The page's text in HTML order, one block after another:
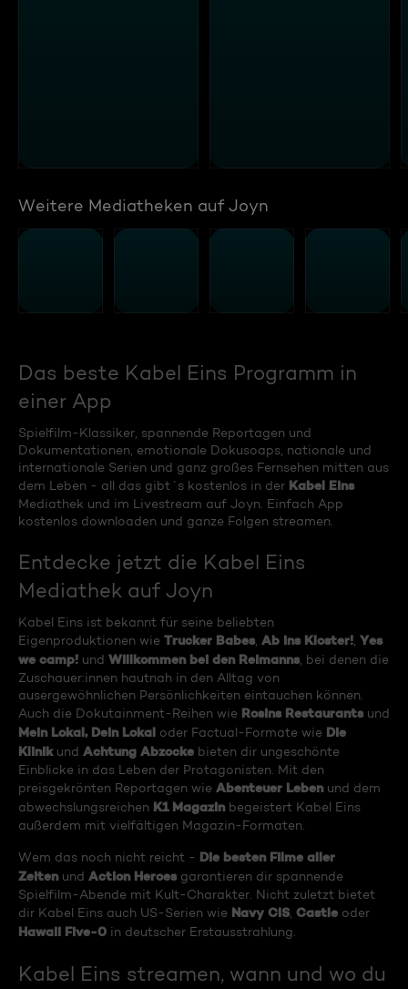
Weitere Mediatheken auf Joyn
Das beste Kabel Eins Programm in
einer App
Spielfilm-Klassiker, spannende Reportagen und
Dokumentationen, emotionale Dokusoaps, nationale und
internationale Serien und ganz großes Fernsehen mitten aus
dem Leben - all das gibt´s kostenlos in der Kabel Eins
Mediathek und im Livestream auf Joyn. Einfach App
kostenlos downloaden und ganze Folgen streamen.
Entdecke jetzt die Kabel Eins
Mediathek auf Joyn
Kabel Eins ist bekannt für seine beliebten
Eigenproduktionen wie Trucker Babes, Ab ins Kloster! Yes
we camp! und Willkommen bei den Reimanns, bei denen die
Zuschauer:innen hautnah in den Alltag von
ausergewöhnlichen Persönlichkeiten eintauchen können.
Auch die Dokutainment-Reihen wie Rosins Restaurants und
Mein Lokal, Dein Lokal oder Factual-Formate wie Die
Klinikund Achtung Abzocke bieten dir ungeschönte
Einblicke in das Leben der Protagonisten. Mit den
preisgekrönten Reportagen wie Abenteuer Lebenund dem
abwechslungsreichen K1 Magazinbegeistert Kabel Eins
außerdem mit vielfältigen Magazin-Formaten.
Wem das noch nicht reicht - Die besten Filme aller
Zeitenund Action Heroesgarantieren dir spannende
Spielfilm-Abende mit Kult-Charakter. Nicht zuletzt bietet
dir Kabel Eins auch US-Serien wie Navy CIS, Castle oder
Hawaii Five-0 in deutscher Erstausstrahlung.
Kabel Eins streamen, wann und wo du